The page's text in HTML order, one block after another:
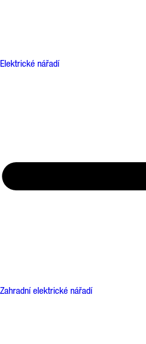
Elektrické nářadí
Zahradní elektrické nářadí